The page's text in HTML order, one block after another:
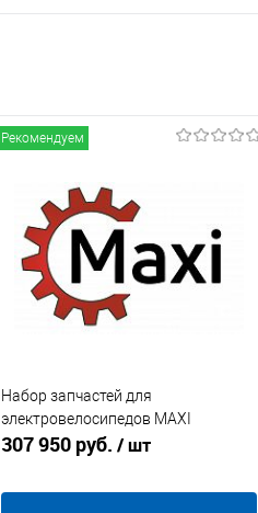
Рекомендуем
Набор запчастей для
электровелосипедов MAXI
307 950 руб. / шт